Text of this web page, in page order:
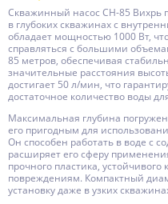
Скважинный насос СН-85 Вихрь
в глубоких скважинах с
обладает мощностью 1000 Вт,
справляться с большими
85 метров, обеспечивая
значительные расстояния
достигает 50 л/мин, что
достаточное количество воды
Максимальная глубина
его пригодным для
Он способен работать в воде с
расширяет его сферу
прочного пластика,
повреждениям. Компактный
установку даже в узких